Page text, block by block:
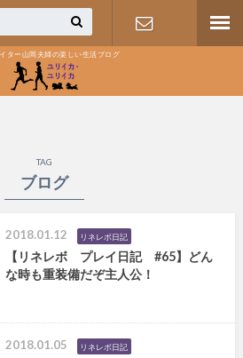
ター山岡夫婦の楽しい生活ブログ
TAG
ブログ
2018.01.12 リネレボ日記
【リネレボ プレイ日記 #65】どん
な時も重装備だぞ主人公！
2018.01.05 リネレボ日記